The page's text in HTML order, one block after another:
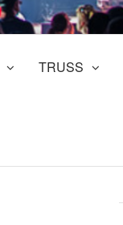
TRUSS